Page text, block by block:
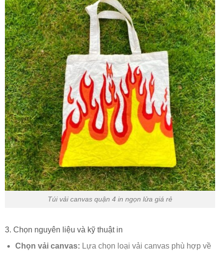
Túi vải canvas quận 4 in ngọn lửa giá rẻ
3. Chọn nguyên liệu và kỹ thuật in
Chọn vải canvas: Lựa chọn loại vải canvas phù hợp về